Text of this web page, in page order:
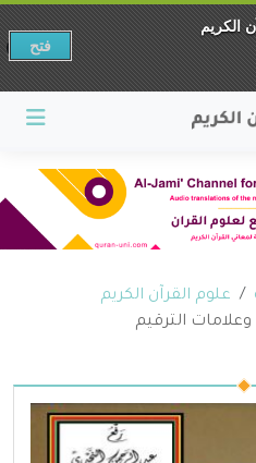
علوم القرآن الكريم
وعلامات الترقيم
الكريم
فتح